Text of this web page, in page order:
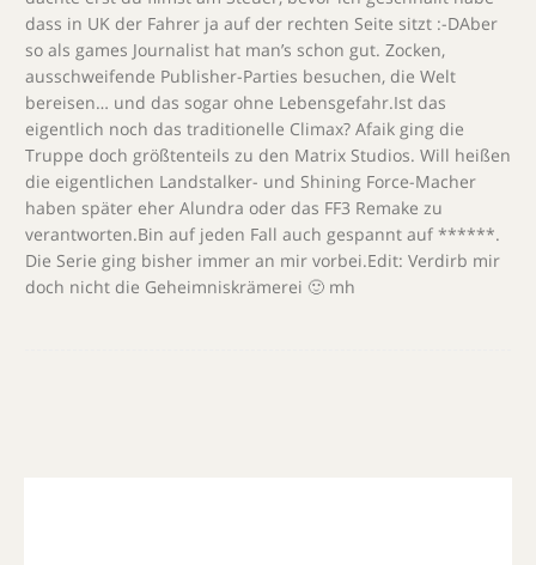
dass in UK der Fahrer ja auf der rechten Seite sitzt :-DAber
so als games Journalist hat man’s schon gut. Zocken,
ausschweifende Publisher-Parties besuchen, die Welt
bereisen… und das sogar ohne Lebensgefahr.Ist das
eigentlich noch das traditionelle Climax? Afaik ging die
Truppe doch größtenteils zu den Matrix Studios. Will heißen
die eigentlichen Landstalker- und Shining Force-Macher
haben später eher Alundra oder das FF3 Remake zu
verantworten.Bin auf jeden Fall auch gespannt auf ******.
Die Serie ging bisher immer an mir vorbei.Edit: Verdirb mir
doch nicht die Geheimniskrämerei 🙂 mh